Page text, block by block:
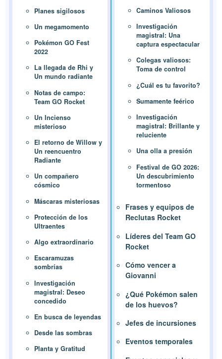
Planes sigilosos
Un megamomento
Pokémon GO Fest
2022
La llegada de Rhi y
Un mundo radiante
Notas de campo:
Team GO Rocket
Un Incienso
misterioso
El retorno de Willow y
Un reencuentro
Radiante
Un compañero
cósmico
Máscaras misteriosas
Protección de los
Ultraentes
Algo extraordinario
Escaramuzas
sombrías
Investigación
magistral: Deseo
concedido
En busca de leyendas
Desde las sombras
Planta y Gratitud
Caminos Valiosos
Investigación
magistral: Una
captura espectacular
Colegas valiosos:
Toma de control
¿Cuál es tu favorito?
Sumamente feérico
Investigación
magistral: Brillante y
reluciente
Una olla a presión
Festival de GO 2026:
Un descubrimiento
tormentoso
Frases y equipos de
Reclutas Rocket
Líderes del Team GO
Rocket
Cómo vencer a
Giovanni
¿Qué Pokémon salen
de los huevos?
Jefes de incursiones
Eventos temporales